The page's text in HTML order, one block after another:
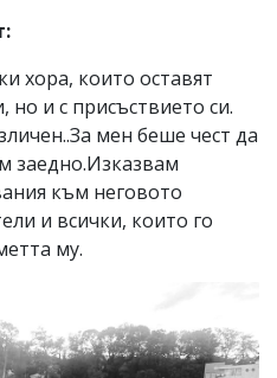
хора, които оставят
но и с присъствието си.
мен беше чест да
заедно.Изказвам
към неговото
и всички, които го
му.